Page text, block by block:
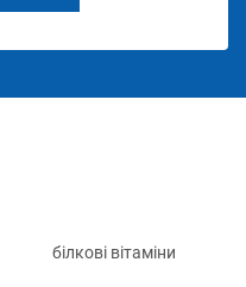
білкові вітаміни